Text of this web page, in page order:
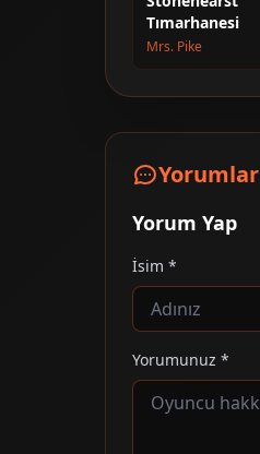
Tımarhanesi
Mrs. Pike
Yorumlar
Yorum Yap
İsim *
Yorumunuz *